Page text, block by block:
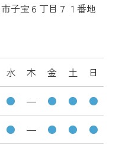
子宝６丁目７１番地
水 木 金 土
日
● ― ● ●
●
● ― ● ● ●